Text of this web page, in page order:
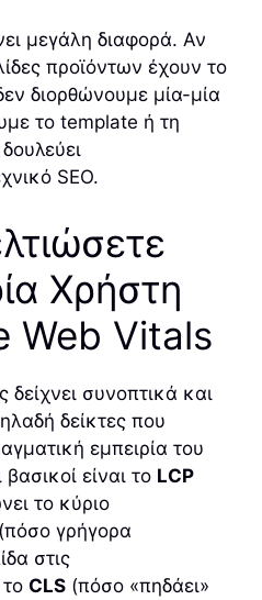
μεγάλη διαφορά. Αν
προϊόντων έχουν το
διορθώνουμε μία-μία
το template ή τη
SEO.
Χρήστη
Web Vitals
συνοπτικά και
δείκτες που
εμπειρία του
είναι το LCP
το κύριο
(πόσο γρήγορα
στις
CLS (πόσο «πηδάει»